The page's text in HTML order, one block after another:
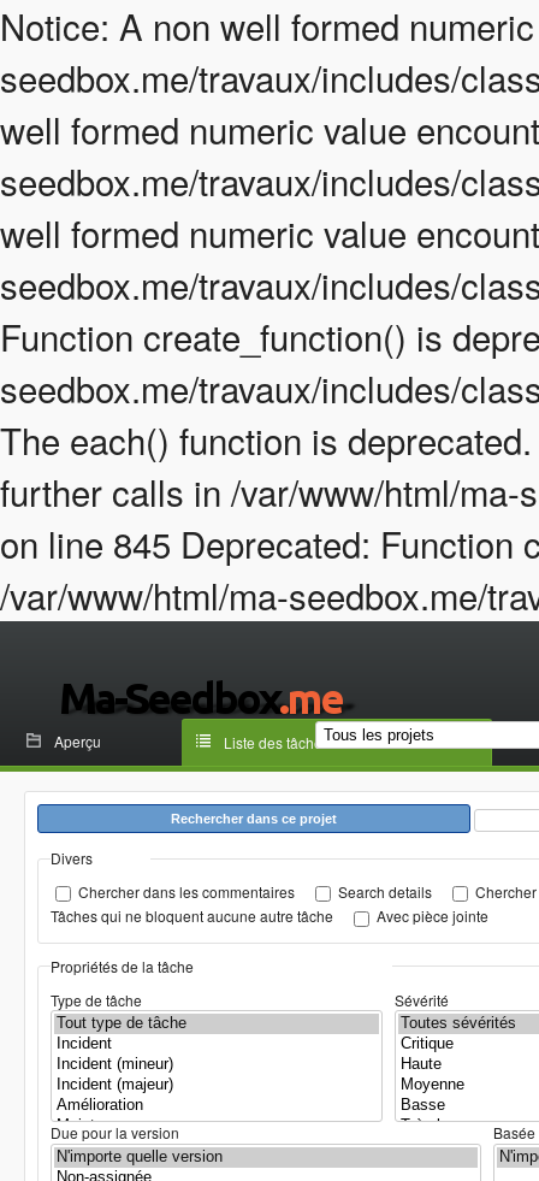
Notice: A non well formed
seedbox.me/travaux/includes/
well formed numeric value
seedbox.me/travaux/includes/
well formed numeric value
seedbox.me/travaux/includes/
Function create_function() is
seedbox.me/travaux/includes/
The each() function is
further calls in /var/www/html/ma-
on line 845 Deprecated: Function
/var/www/html/ma-seedbox.me/
Aperçu Liste des tâches
Rechercher dans ce projet
Divers
Chercher dans les commentaires
Search details
Tâches qui ne bloquent aucune autre tâche
Avec pièce jointe
Propriétés de la tâche
Type de tâche
Sévérité
Due pour la version